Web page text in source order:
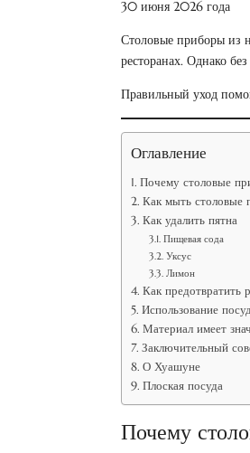
30 июня 2026 года
Столовые приборы из
ресторанах. Однако
Правильный уход
Оглавление
Почему столовые
Как мыть столовые
Как удалить пятна
Пищевая сода
Уксус
Лимон
Как предотвратить
Использование
Материал имеет
Заключительный
О Хуашуне
Плоская посуда
Почему